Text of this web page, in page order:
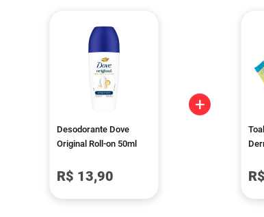
Desodorante Dove
Original Roll-on 50ml
R$ 13,90
+